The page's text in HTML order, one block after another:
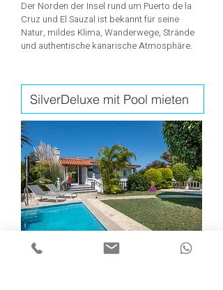
Der Norden der Insel rund um Puerto de la
Cruz und El Sauzal ist bekannt für seine
Natur, mildes Klima, Wanderwege, Strände
und authentische kanarische Atmosphäre.
SilverDeluxe mit Pool mieten